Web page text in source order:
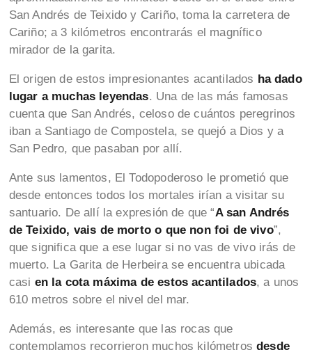
San Andrés de Teixido y Cariño, toma la carretera de
Cariño; a 3 kilómetros encontrarás el magnífico
mirador de la garita.
El origen de estos impresionantes acantilados ha dado
lugar a muchas leyendas. Una de las más famosas
cuenta que San Andrés, celoso de cuántos peregrinos
iban a Santiago de Compostela, se quejó a Dios y a
San Pedro, que pasaban por allí.
Ante sus lamentos, El Todopoderoso le prometió que
desde entonces todos los mortales irían a visitar su
santuario. De allí la expresión de que “A san Andrés
de Teixido, vais de morto o que non foi de vivo”,
que significa que a ese lugar si no vas de vivo irás de
muerto. La Garita de Herbeira se encuentra ubicada
casi en la cota máxima de estos acantilados, a unos
610 metros sobre el nivel del mar.
Además, es interesante que las rocas que
contemplamos recorrieron muchos kilómetrosdesde